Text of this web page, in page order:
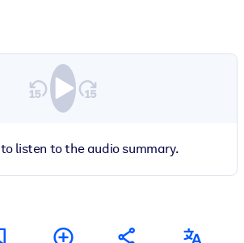
to listen to the audio summary.